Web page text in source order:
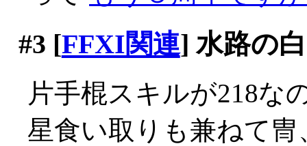
#3 [FFXI関連] 水路の
片手棍スキルが218な
星食い取りも兼ねて